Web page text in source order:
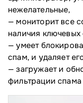
нежелательные,
— мониторит все
наличия
— умеет
спам, и удаляет
— загружает и
фильтрации